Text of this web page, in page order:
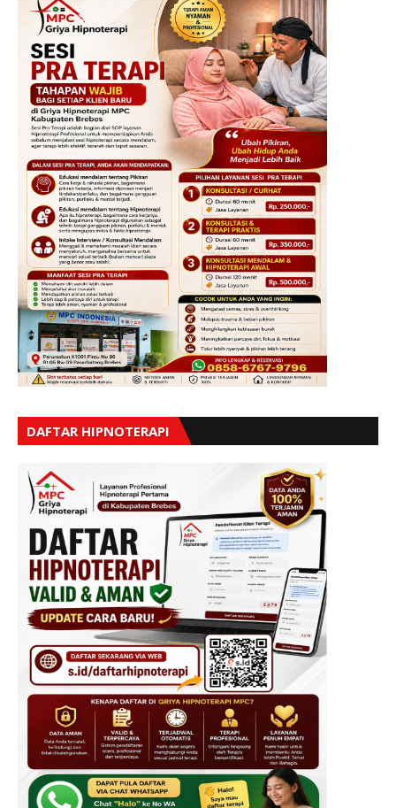
DAFTAR HIPNOTERAPI